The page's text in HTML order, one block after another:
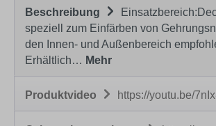
Beschreibung
speziell zum Einfärben von
den Innen- und Außenbereich
Erhältlich… Mehr
Produktvideo https://youtu.be/